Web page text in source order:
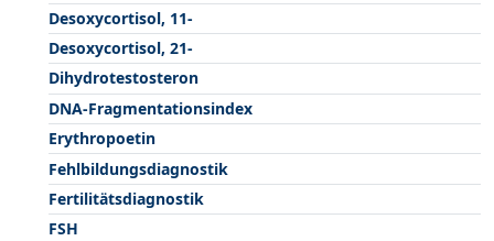
Desoxycortisol, 11-
Desoxycortisol, 21-
Dihydrotestosteron
DNA-Fragmentationsindex
Erythropoetin
Fehlbildungsdiagnostik
Fertilitätsdiagnostik
FSH